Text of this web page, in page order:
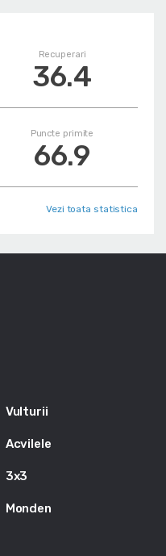
Recuperari
36.4
Puncte primite
66.9
Vezi toata statistica
Vulturii
Acvilele
3x3
Monden